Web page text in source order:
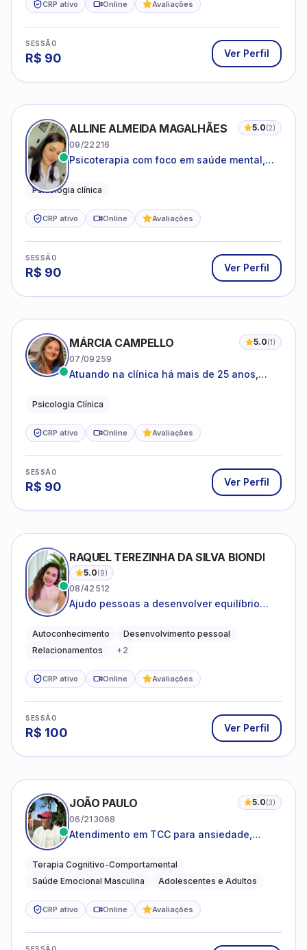
CRP ativo Online Avaliações
SESSÃO
R$ 90 Ver Perfil
ALLINE ALMEIDA MAGALHÃES 5.0(2)
09/22216
Psicoterapia com foco em saúde mental,
adolescentes e adultos.
Psicologia clínica
CRP ativo Online Avaliações
SESSÃO
R$ 90 Ver Perfil
MÁRCIA CAMPELLO 5.0(1)
07/09259
Atuando na clínica há mais de 25 anos,
estruturas, com experiência em
Psicologia Clínica
CRP ativo Online Avaliações
SESSÃO
R$ 90 Ver Perfil
RAQUEL TEREZINHA DA SILVA BIONDI
5.0(9)
08/42512
Ajudo pessoas a desenvolver equilíbrio
Autoconhecimento
Desenvolvimento pessoal
Relacionamentos
+2
CRP ativo Online Avaliações
SESSÃO
R$ 100 Ver Perfil
JOÃO PAULO 5.0(3)
06/213068
Atendimento em TCC para ansiedade,
emocional
Terapia Cognitivo-Comportamental
Saúde Emocional Masculina
Adolescentes e Adultos
CRP ativo Online Avaliações